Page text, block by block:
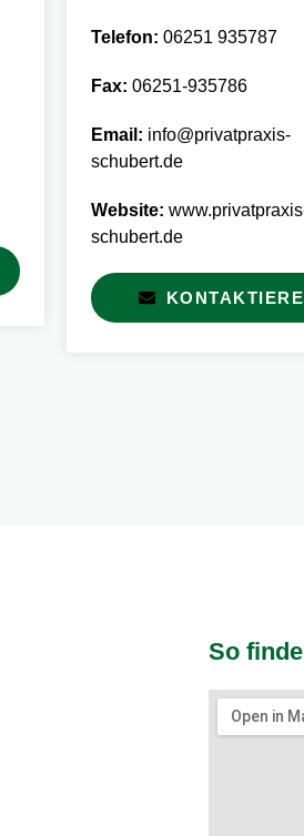
Telefon: 06251 935787
Fax: 06251-935786
Email: info@privatpraxis-
schubert.de
Website:
schubert.de
So